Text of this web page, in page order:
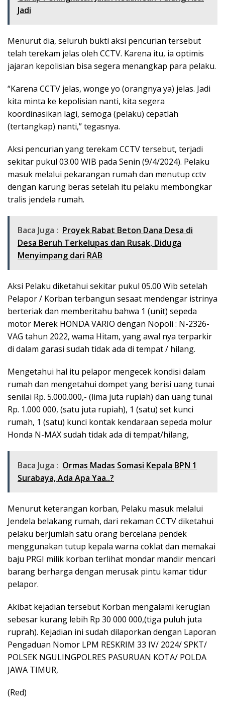
Jadi
Menurut dia, seluruh bukti aksi pencurian tersebut
telah terekam jelas oleh CCTV. Karena itu, ia optimis
jajaran kepolisian bisa segera menangkap para pelaku.
“Karena CCTV jelas, wonge yo (orangnya ya) jelas. Jadi
kita minta ke kepolisian nanti, kita segera
koordinasikan lagi, semoga (pelaku) cepatlah
(tertangkap) nanti,” tegasnya.
Aksi pencurian yang terekam CCTV tersebut, terjadi
sekitar pukul 03.00 WIB pada Senin (9/4/2024). Pelaku
masuk melalui pekarangan rumah dan menutup cctv
dengan karung beras setelah itu pelaku membongkar
tralis jendela rumah.
Baca Juga : Proyek Rabat Beton Dana Desa di
Desa Beruh Terkelupas dan Rusak, Diduga
Menyimpang dari RAB
Aksi Pelaku diketahui sekitar pukul 05.00 Wib setelah
Pelapor / Korban terbangun sesaat mendengar istrinya
berteriak dan memberitahu bahwa 1 (unit) sepeda
motor Merek HONDA VARIO dengan Nopoli : N-2326-
VAG tahun 2022, wama Hitam, yang awal nya terparkir
di dalam garasi sudah tidak ada di tempat / hilang.
Mengetahui hal itu pelapor mengecek kondisi dalam
rumah dan mengetahui dompet yang berisi uang tunai
senilai Rp. 5.000.000,- (lima juta rupiah) dan uang tunai
Rp. 1.000 000, (satu juta rupiah), 1 (satu) set kunci
rumah, 1 (satu) kunci kontak kendaraan sepeda molur
Honda N-MAX sudah tidak ada di tempat/hilang,
Baca Juga : Ormas Madas Somasi Kepala BPN 1
Surabaya, Ada Apa Yaa..?
Menurut keterangan korban, Pelaku masuk melalui
Jendela belakang rumah, dari rekaman CCTV diketahui
pelaku berjumlah satu orang bercelana pendek
menggunakan tutup kepala warna coklat dan memakai
baju PRGI milik korban terlihat mondar mandir mencari
barang berharga dengan merusak pintu kamar tidur
pelapor.
Akibat kejadian tersebut Korban mengalami kerugian
sebesar kurang lebih Rp 30 000 000,(tiga puluh juta
ruprah). Kejadian ini sudah dilaporkan dengan Laporan
Pengaduan Nomor LPM RESKRIM 33 IV/ 2024/ SPKT/
POLSEK NGULINGPOLRES PASURUAN KOTA/ POLDA
JAWA TIMUR,
(Red)